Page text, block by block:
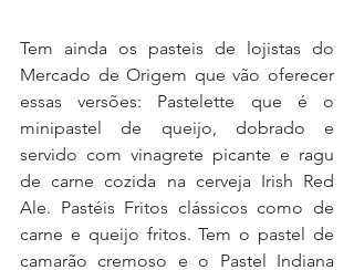
Tem ainda os pasteis de lojistas do
Mercado de Origem que vão oferecer
essas versões: Pastelette que é o
minipastel de queijo, dobrado e
servido com vinagrete picante e ragu
de carne cozida na cerveja Irish Red
Ale. Pastéis Fritos clássicos como de
carne e queijo fritos. Tem o pastel de
camarão cremoso e o Pastel Indiana